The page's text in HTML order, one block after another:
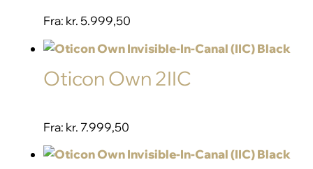
Fra: kr. 5.999,50
Oticon Own 2IIC
Fra: kr. 7.999,50